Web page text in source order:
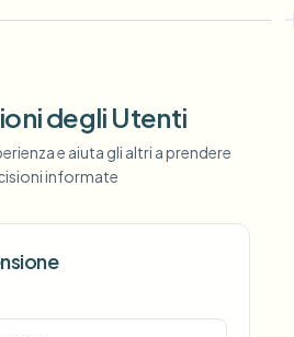
degli Utenti
e aiuta gli altri a prendere
informate